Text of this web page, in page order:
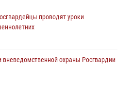
вневедомственной охраны
находящийся в розыске
отряда спецназа «Ермак»
по беспарашютному десантированию
проводят уроки
вневедомственной охраны Росгвардии